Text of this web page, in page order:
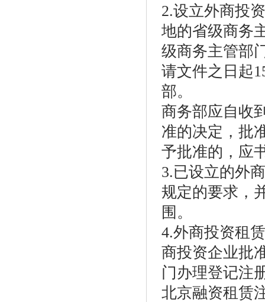
2.设立外商投
地的省级商务
级商务主管部
请文件之日起
部。
商务部应自收
准的决定，批
予批准的，应
3.已设立的外
规定的要求，
围。
4.外商投资租
商投资企业批
门办理登记注
北京融资租赁